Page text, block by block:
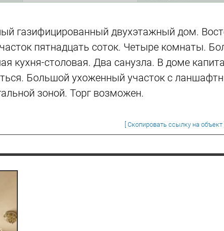
газифицированный двухэтажный дом.
пятнадцать соток. Четыре комнаты.
кухня-столовая. Два санузла. В доме
Большой ухоженный участок с
зоной. Торг возможен.
[ Скопировать ссылку на объект ]